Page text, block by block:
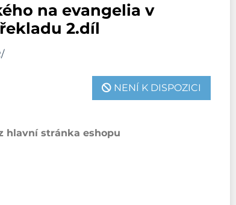
na evangelia v
2.díl
NENÍ K DISPOZICI
hlavní stránka eshopu